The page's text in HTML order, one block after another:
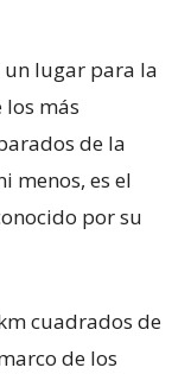
un lugar para la
los más
de la
menos, es el
por su
cuadrados de
de los